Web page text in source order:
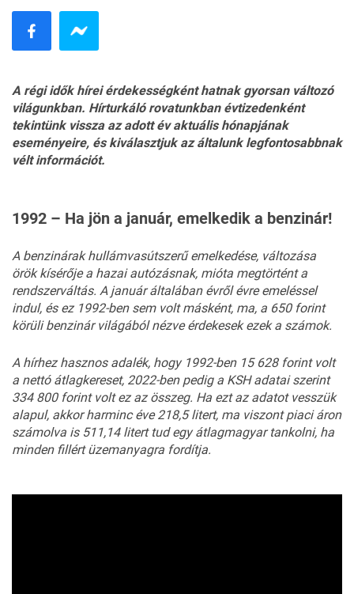
A régi idők hírei érdekességként hatnak gyorsan változó
világunkban. Hírturkáló rovatunkban évtizedenként
tekintünk vissza az adott év aktuális hónapjának
eseményeire, és kiválasztjuk az általunk legfontosabbnak
vélt információt.
1992 – Ha jön a január, emelkedik a benzinár!
A benzinárak hullámvasútszerű emelkedése, változása
örök kísérője a hazai autózásnak, mióta megtörtént a
rendszerváltás. A január általában évről évre emeléssel
indul, és ez 1992-ben sem volt másként, ma, a 650 forint
körüli benzinár világából nézve érdekesek ezek a számok.
A hírhez hasznos adalék, hogy 1992-ben 15 628 forint volt
a nettó átlagkereset, 2022-ben pedig a KSH adatai szerint
334 800 forint volt ez az összeg. Ha ezt az adatot vesszük
alapul, akkor harminc éve 218,5 litert, ma viszont piaci áron
számolva is 511,14 litert tud egy átlagmagyar tankolni, ha
minden fillért üzemanyagra fordítja.